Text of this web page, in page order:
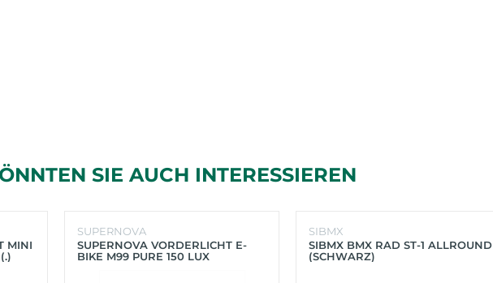
SIE AUCH INTERESSIEREN
MINI
SUPERNOVA
SUPERNOVA VORDERLICHT E-
BIKE M99 PURE 150 LUX
SIBMX
SIBMX BMX RAD ST-1 ALLROUND
(SCHWARZ)